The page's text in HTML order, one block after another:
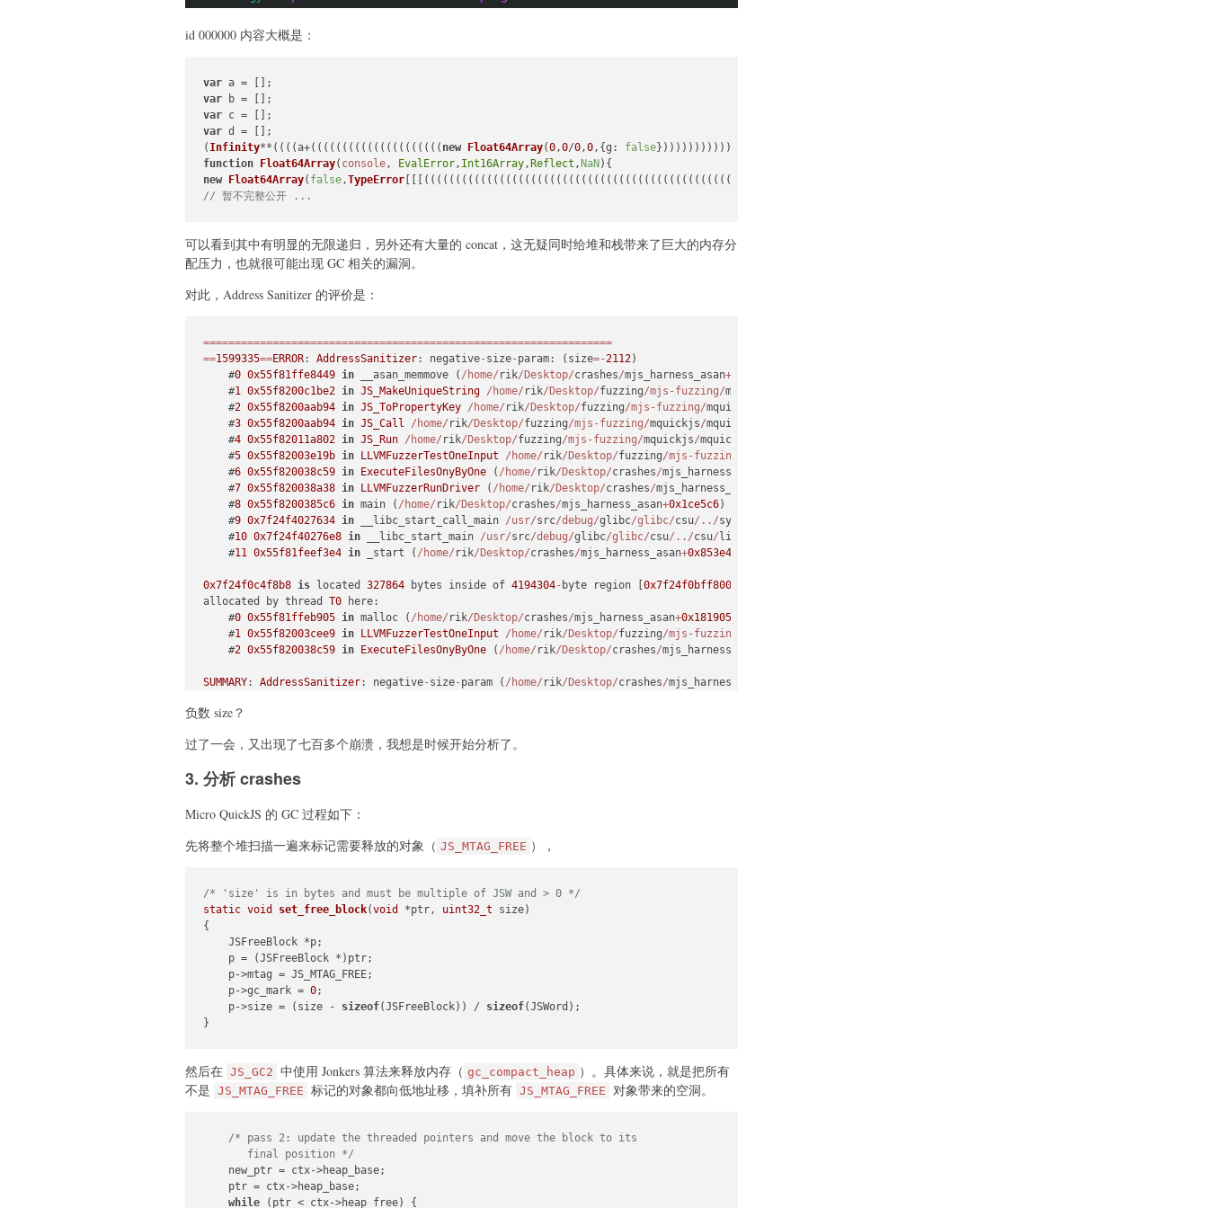
id 000000 内容大概是：
var
var
var
var d = [];
( Infinity**((((a+((((((((((((((((((((( new Float64Array(0 ,0/0 ,0 ,{g : false})))))))))))))))))))))==(~
function Float64Array( console , EvalError , Int16Array ,Reflect ,NaN
new Float64Array( false ,TypeError [[[((((((((((((((((((((((((((((((((((((((((((((((((((((d.
// 暂不完整公开 ...
可以看到其中有明显的无限递归，另外还有大量的 concat，这无疑同时给堆和栈带来了巨大的内存分
配压力，也就很可能出现 GC 相关的漏洞。
对此，Address Sanitizer 的评价是：
=================================================================
==1599335==ERROR: AddressSanitizer: negative- size- param: (size=-2112)
    #
0 0x55f81ffe8449 in __asan_memmove ( /home/ rik/Desktop/crashes/mjs_harness_asan+
    #
1 0x55f8200c1be2 in JS_MakeUniqueString /home/ rik/Desktop/fuzzing/mjs-fuzzing/mquickjs
    #
2 0x55f8200aab94 in JS_ToPropertyKey /home/ rik/Desktop/fuzzing/mjs-fuzzing/mquickjs
    #
3 0x55f8200aab94 in JS_Call /home/ rik/Desktop/fuzzing/mjs-fuzzing/mquickjs/mquickjs.c:
    #
4 0x55f82011a802 in JS_Run /home/ rik/Desktop/fuzzing/mjs-fuzzing/mquickjs/mquickjs.c:
    #
5 0x55f82003e19b in LLVMFuzzerTestOneInput /home/ rik/Desktop/fuzzing/mjs-fuzzing/
    #
6 0x55f820038c59 in ExecuteFilesOnyByOne ( /home/ rik/Desktop/crashes/mjs_harness_asan
    #
7 0x55f820038a38 in LLVMFuzzerRunDriver ( /home/ rik/Desktop/crashes/mjs_harness_asan
    #
8 0x55f8200385c6 in main ( /home/ rik/Desktop/crashes/mjs_harness_asan+0x1ce5c6) (BuildId: 44bae498641fcf1516b886c154ce5bcf4f3fdee4)
    #
9 0x7f24f4027634 in __libc_start_call_main /usr/src/debug/glibc/glibc/csu/../sysdeps
    #
10 0x7f24f40276e8 in __libc_start_main /usr/src/debug/glibc/glibc/csu/../csu/libc
    #
11 0x55f81feef3e4 in _start ( /home/ rik/Desktop/crashes/mjs_harness_asan+0x853e4
0x7f24f0c4f8b8 is located 327864 bytes inside of 4194304- byte region [0x7f24f0bff800
allocated by thread T0 here:
    #
0 0x55f81ffeb905 in malloc ( /home/ rik/Desktop/crashes/mjs_harness_asan+0x181905
    #
1 0x55f82003cee9 in LLVMFuzzerTestOneInput /home/ rik/Desktop/fuzzing/mjs-fuzzing/
    #
2 0x55f820038c59 in ExecuteFilesOnyByOne ( /home/ rik/Desktop/crashes/mjs_harness_asan
SUMMARY: AddressSanitizer: negative- size- param ( /home/ rik/Desktop/crashes/mjs_harness_asan
负数 size？
过了一会，又出现了七百多个崩溃，我想是时候开始分析了。
3. 分析 crashes
Micro QuickJS 的 GC 过程如下：
先将整个堆扫描一遍来标记需要释放的对象（ JS_MTAG_FREE ），
/* 'size' is in bytes and must be multiple of JSW and > 0 */
static void set_free_block(void *ptr, uint32_t size)
{
    JSFreeBlock *p;
    p = (JSFreeBlock *)ptr;
    p->mtag = JS_MTAG_FREE;
    p->gc_mark =
0;
    p->size = (size -
sizeof(JSFreeBlock)) / sizeof(JSWord);
}
然后在 JS_GC2 中使用 Jonkers 算法来释放内存（ gc_compact_heap ）。具体来说，就是把所有
不是 JS_MTAG_FREE 标记的对象都向低地址移，填补所有 JS_MTAG_FREE 对象带来的空洞。
/* pass 2: update the threaded pointers and move the block to its
       final position */
    new_ptr = ctx->heap_base;
    ptr = ctx->heap_base;
while (ptr < ctx->heap_free) {